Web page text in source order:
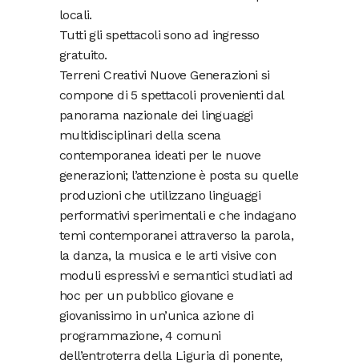
locali.
Tutti gli spettacoli sono ad ingresso
gratuito.
Terreni Creativi Nuove Generazioni si
compone di 5 spettacoli provenienti dal
panorama nazionale dei linguaggi
multidisciplinari della scena
contemporanea ideati per le nuove
generazioni; l’attenzione è posta su quelle
produzioni che utilizzano linguaggi
performativi sperimentali e che indagano
temi contemporanei attraverso la parola,
la danza, la musica e le arti visive con
moduli espressivi e semantici studiati ad
hoc per un pubblico giovane e
giovanissimo in un’unica azione di
programmazione, 4 comuni
dell’entroterra della Liguria di ponente,